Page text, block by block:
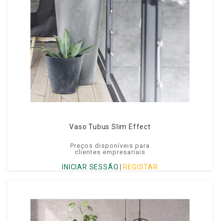
Vaso Tubus Slim Effect
Preços disponíveis para
clientes empresariais
INICIAR SESSÃO REGISTAR